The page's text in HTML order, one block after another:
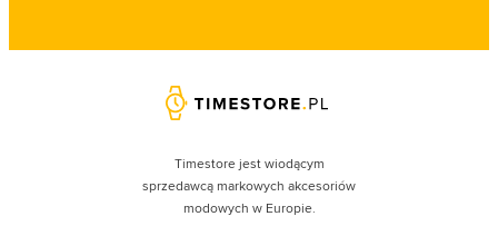
Timestore jest wiodącym
sprzedawcą markowych akcesoriów
modowych w Europie.